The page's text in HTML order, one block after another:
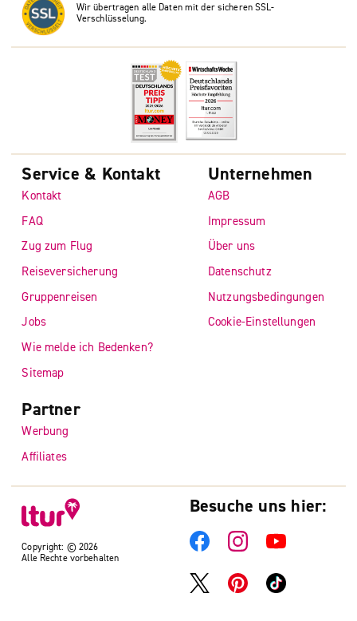
Wir übertragen alle Daten mit der sicheren SSL-
Verschlüsselung.
Copyright: © 2026
Alle Rechte vorbehalten
Service & Kontakt
Kontakt
FAQ
Zug zum Flug
Reiseversicherung
Gruppenreisen
Jobs
Wie melde ich Bedenken?
Sitemap
Unternehmen
AGB
Impressum
Über uns
Datenschutz
Nutzungsbedingungen
Cookie-Einstellungen
Partner
Werbung
Affiliates
Besuche uns hier: